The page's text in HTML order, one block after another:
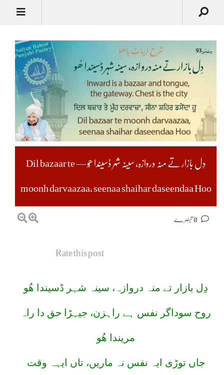
دِل بازار تے منہ دروازہ، سینہ شہر ڈسیندا ھُو — Dil bazaar te
moonh darvaazaa, seenaa shaihar daseendaa Hoo
Rate this post
دِل بازار تے منہ دروازہ، سینہ شہر ڈسیندا ھُو
روح سوداگر نفس ہے راہزن، جیہڑا حق دا راہ
مریندا ھُو
جاں توڑی ایہ نفس نہ ماریں، تاں ایہہ وقت